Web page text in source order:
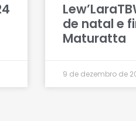
de natal e
Maturatta
9 de dezembro de